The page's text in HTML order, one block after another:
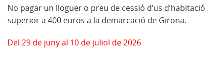
No pagar un lloguer o preu de cessió d’us d’habitació
superior a 400 euros a la demarcació de Girona.
Del 29 de juny al 10 de juliol de 2026